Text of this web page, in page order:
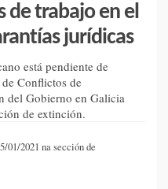
de trabajo en el
jurídicas
está pendiente de
Conflictos de
del Gobierno en Galicia
de extinción.
01/2021 na sección de